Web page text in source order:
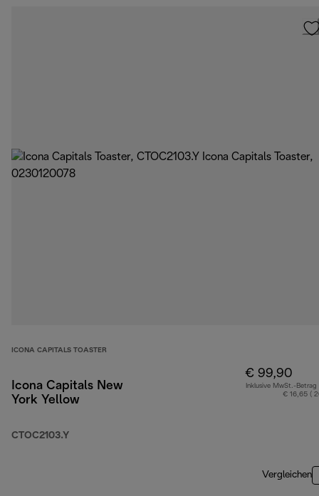
ICONA CAPITALS TOASTER
Icona Capitals New
York Yellow
CTOC2103.Y
€ 99,90
Inklusive MwSt.-Betrag
€ 16,65 (
Vergleichen